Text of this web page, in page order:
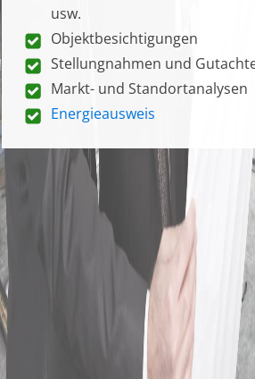
usw.
Objektbesichtigungen
Stellungnahmen und
Markt- und Standortanalysen
Energieausweis